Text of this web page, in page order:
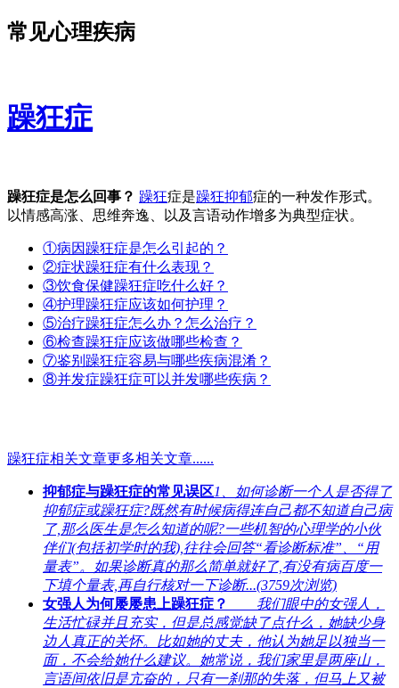
常见心理疾病
躁狂症
躁狂症是怎么回事？ 躁狂症是躁狂抑郁症的一种发作形式。
以情感高涨、思维奔逸、以及言语动作增多为典型症状。
①病因 躁狂症是怎么引起的？
②症状躁狂症有什么表现？
③饮食保健躁狂症吃什么好？
④护理躁狂症应该如何护理？
⑤治疗躁狂症怎么办？怎么治疗？
⑥检查躁狂症应该做哪些检查？
⑦鉴别 躁狂症容易与哪些疾病混淆？
⑧并发症躁狂症可以并发哪些疾病？
躁狂症相关文章更多相关文章......
抑郁症与躁狂症的常见误区1、如何诊断一个人是否得了
抑郁症或躁狂症?既然有时候病得连自己都不知道自己病
了,那么医生是怎么知道的呢?一些机智的心理学的小伙
伴们(包括初学时的我),往往会回答“看诊断标准”、“用
量表”。如果诊断真的那么简单就好了,有没有病百度一
下填个量表,再自行核对一下诊断...(3759次浏览)
女强人为何屡屡患上躁狂症？
我们眼中的女强人，
生活忙碌并且充实，但是总感觉缺了点什么，她缺少身
边人真正的关怀。比如她的丈夫，他认为她足以独当一
面，不会给她什么建议。她常说，我们家里是两座山，
言语间依旧是亢奋的，只有一刹那的失落，但马上又被